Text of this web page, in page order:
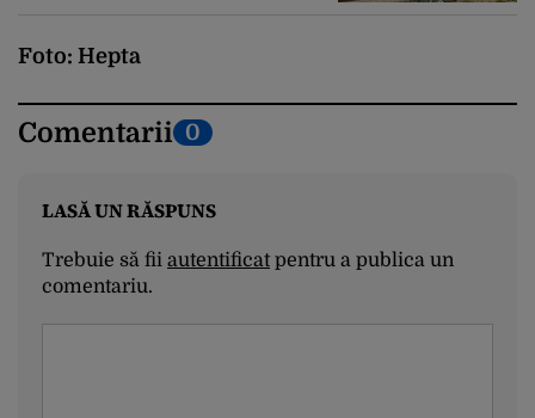
Foto: Hepta
Comentarii 0
LASĂ UN RĂSPUNS
Trebuie să fii autentificatpentru a publica un
comentariu.